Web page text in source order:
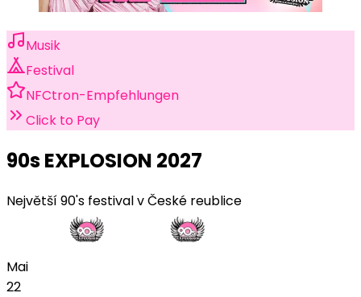
Musik
Festival
NFCtron-Empfehlungen
Click to Pay
90s EXPLOSION 2027
Největší 90's festival v České reublice
Mai
22